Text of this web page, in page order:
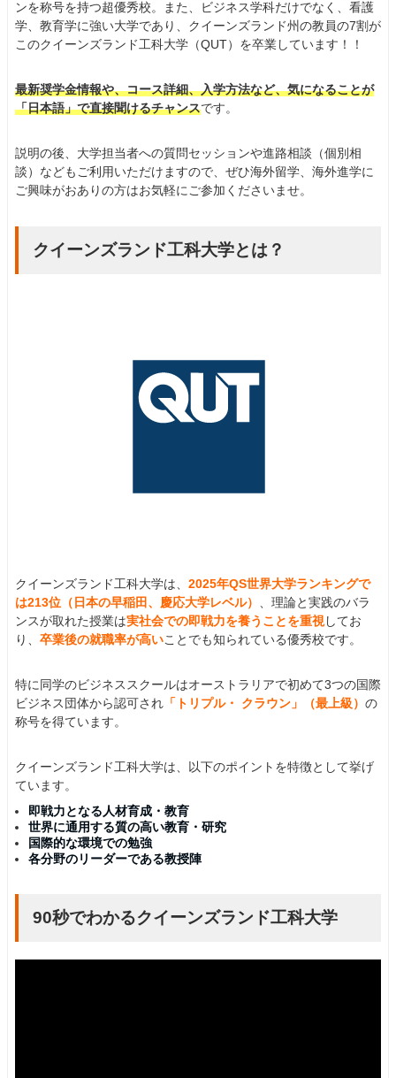
ンを称号を持つ超優秀校。また、ビジネス学科だけでなく、看護
学、教育学に強い大学であり、クイーンズランド州の教員の7割が
このクイーンズランド工科大学（QUT）を卒業しています！！
最新奨学金情報や、コース詳細、入学方法など、気になることが
「日本語」で直接聞けるチャンスです。
説明の後、大学担当者への質問セッションや進路相談（個別相
談）などもご利用いただけますので、ぜひ海外留学、海外進学に
ご興味がおありの方はお気軽にご参加くださいませ。
クイーンズランド工科大学とは？
クイーンズランド工科大学は、 2025年QS世界大学ランキングで
は213位（日本の早稲田、慶応大学レベル） 、理論と実践のバラ
ンスが取れた授業は実社会での即戦力を養うことを重視してお
り、 卒業後の就職率が高いことでも知られている優秀校です。
特に同学のビジネススクールはオーストラリアで初めて3つの国際
ビジネス団体から認可され 「トリプル・ クラウン」（最上級） の
称号を得ています。
クイーンズランド工科大学は、以下のポイントを特徴として挙げ
ています。
即戦力となる人材育成・教育
世界に通用する質の高い教育・研究
国際的な環境での勉強
各分野のリーダーである教授陣
90秒でわかるクイーンズランド工科大学